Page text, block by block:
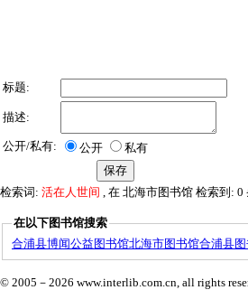
标题:
描述:
公开/私有: 公开 私有
检索词: 活在人世间 , 在 北海市图书馆 检索到:
在以下图书馆搜索
合浦县博闻公益图书馆北海市图书馆合浦县
© 2005－ 2026 www.interlib.com.cn, all rights